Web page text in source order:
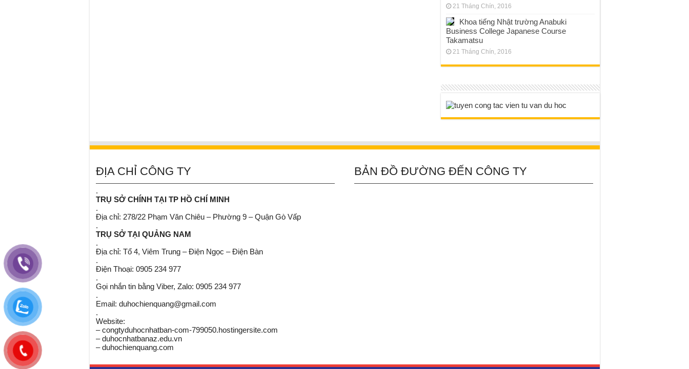
21 Tháng Chín, 2016
Khoa tiếng Nhật trường Anabuki
Business College Japanese Course
Takamatsu
21 Tháng Chín, 2016
ĐỊA CHỈ CÔNG TY
.
TRỤ SỞ CHÍNH TẠI TP HỒ CHÍ MINH
.
Địa chỉ: 278/22 Phạm Văn Chiêu – Phường 9 – Quận Gò Vấp
.
TRỤ SỞ TẠI QUẢNG NAM
.
Địa chỉ: Tổ 4, Viêm Trung – Điện Ngọc – Điện Bàn
.
Điện Thoại: 0905 234 977
.
Gọi nhắn tin bằng Viber, Zalo: 0905 234 977
.
Email: duhochienquang@gmail.com
.
Website:
– congtyduhocnhatban-com-799050.hostingersite.com
– duhocnhatbanaz.edu.vn
– duhochienquang.com
BẢN ĐỒ ĐƯỜNG ĐẾN CÔNG TY